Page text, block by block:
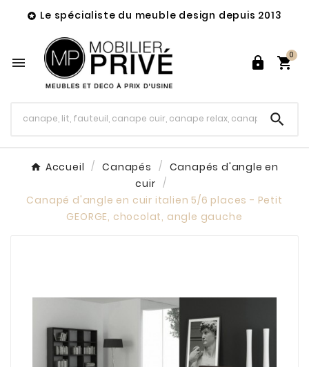
 Le spécialiste du meuble design depuis 2013
  
0

Accueil Canapés
Canapés d'angle en
cuir
Canapé d'angle en cuir italien 5/6 places - Petit
GEORGE, chocolat, angle gauche